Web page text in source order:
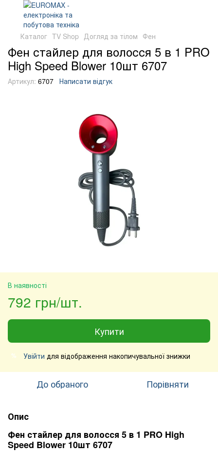
Каталог TV Shop Догляд за тілом Фен
Фен стайлер для волосся 5 в 1 PRO
High Speed Blower 10шт 6707
Артикул: 6707 Написати відгук
В наявності
792 грн/шт.
Купити
% Увійти для відображення накопичувальної знижки
До обраного Порівняти
Опис
Фен стайлер для волосся 5 в 1 PRO High
Speed Blower 10шт 6707